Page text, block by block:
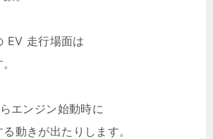
EV 走行場面は
エンジン始動時に
動きが出たりします。